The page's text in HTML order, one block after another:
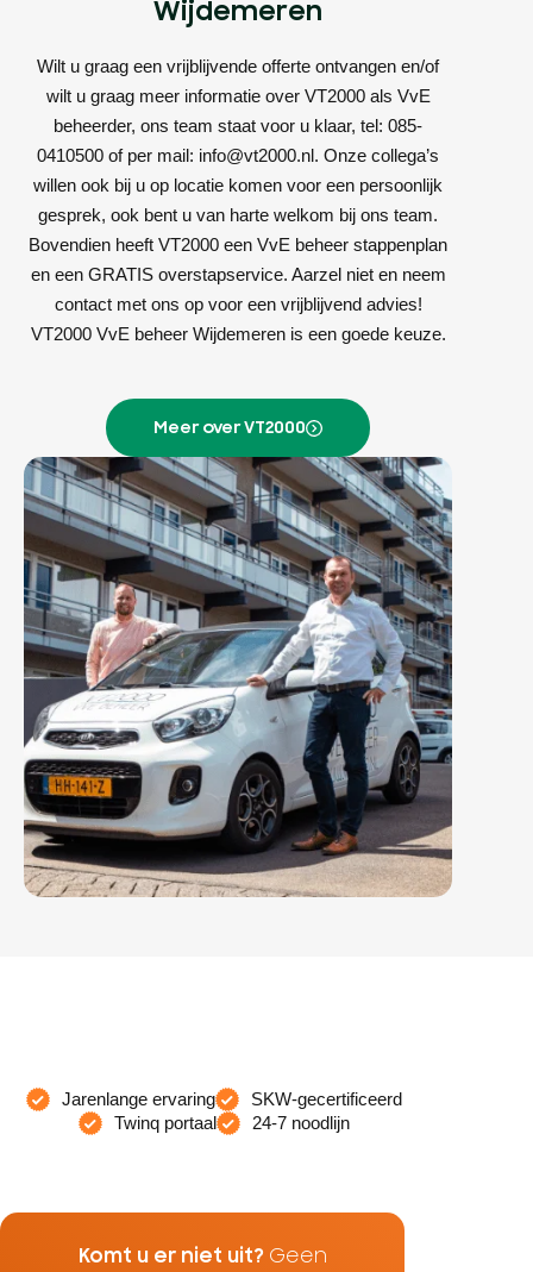
Wijdemeren
Wilt u graag een vrijblijvende offerte ontvangen en/of
wilt u graag meer informatie over VT2000 als VvE
beheerder, ons team staat voor u klaar, tel: 085-
0410500 of per mail: info@vt2000.nl. Onze collega’s
willen ook bij u op locatie komen voor een persoonlijk
gesprek, ook bent u van harte welkom bij ons team.
Bovendien heeft VT2000 een VvE beheer stappenplan
en een GRATIS overstapservice. Aarzel niet en neem
contact met ons op voor een vrijblijvend advies!
VT2000 VvE beheer Wijdemeren is een goede keuze.
Meer over VT2000
Jarenlange ervaring
SKW-gecertificeerd
Twinq portaal
24-7 noodlijn
Komt u er niet uit? Geen